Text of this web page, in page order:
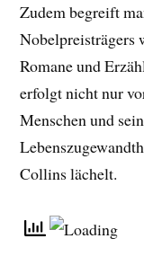
Zudem begreift
Nobelpreisträgers
Romane und
erfolgt nicht nur
Menschen und
Collins lächelt.